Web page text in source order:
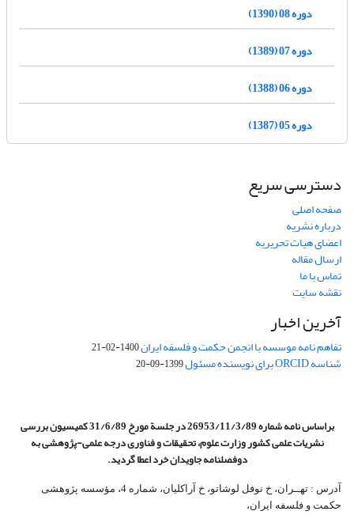
دوره 08 (1390)
دوره 07 (1389)
دوره 06 (1388)
دوره 05 (1387)
دسترسی سریع
صفحه اصلی
درباره نشریه
اعضای هیات تحریریه
ارسال مقاله
تماس با ما
نقشه سایت
آخرین اخبار
تفاهم نامه موسسه با انجمن حکمت و فلسفه ایران1400-02-21
شناسه ORCID برای نویسنده مسئول 1399-09-20
براساس نامه شماره 26953/11/3/89 در جلسة مورخ 31/6/89 کمیسیون
بررسی
نشریات علمی کشور وزارت علوم، تحقیقات و فناوری درجه علمی‌-پژوهشیبه
دوفصلنامه جاویدان خرد اعطا گردید.
آدرس : تهــران، خ نوفل لوشاتو، خ آراکلیان، شماره 4،‌ مؤسسه پژوهشی
حکمت و فلسفه ایران،‌